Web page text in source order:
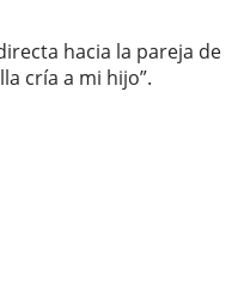
hacia la pareja de
cría a mi hijo”.